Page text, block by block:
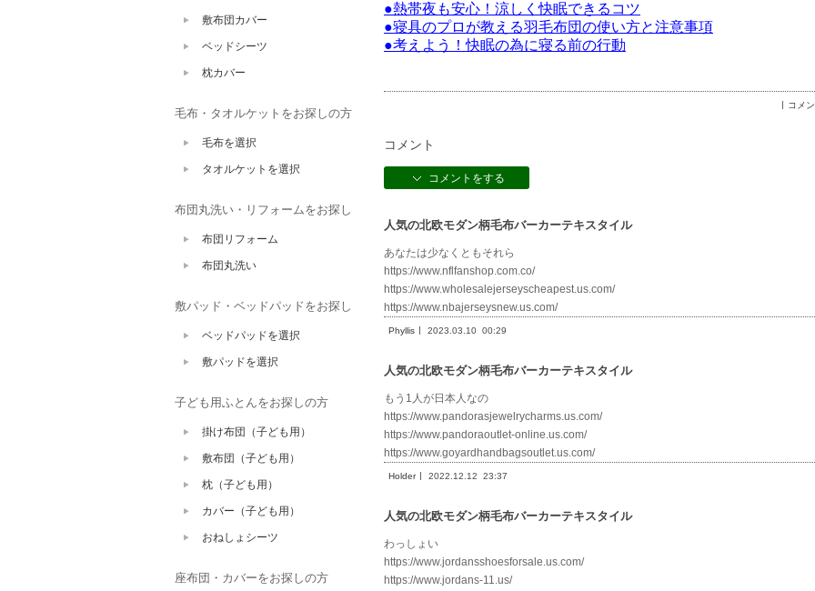
●熱帯夜も安心！涼しく快眠できるコツ
●寝具のプロが教える羽毛布団の使い方と注意事項
●考えよう！快眠の為に寝る前の行動
コメ
コメント
コメントをする
人気の北欧モダン柄毛布バーカーテキスタイル
あなたは少なくともそれら
https://www.nflfanshop.com.co/
https://www.wholesalejerseyscheapest.us.com/
https://www.nbajerseysnew.us.com/
Phyllis 2023.03.10 00:29
人気の北欧モダン柄毛布バーカーテキスタイル
もう1人が日本人なの
https://www.pandorasjewelrycharms.us.com/
https://www.pandoraoutlet-online.us.com/
https://www.goyardhandbagsoutlet.us.com/
Holder 2022.12.12 23:37
人気の北欧モダン柄毛布バーカーテキスタイル
わっしょい
https://www.jordansshoesforsale.us.com/
https://www.jordans-11.us/
敷布団カバー
ベッドシーツ
枕カバー
毛布・タオルケットをお探しの方
毛布を選択
タオルケットを選択
布団丸洗い・リフォームをお探し
布団リフォーム
布団丸洗い
敷パッド・ベッドパッドをお探し
ベッドパッドを選択
敷パッドを選択
子ども用ふとんをお探しの方
掛け布団（子ども用）
敷布団（子ども用）
枕（子ども用）
カバー（子ども用）
おねしょシーツ
座布団・カバーをお探しの方